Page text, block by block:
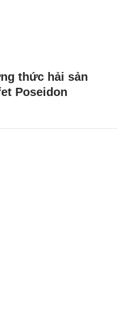
thức hải sản
Poseidon